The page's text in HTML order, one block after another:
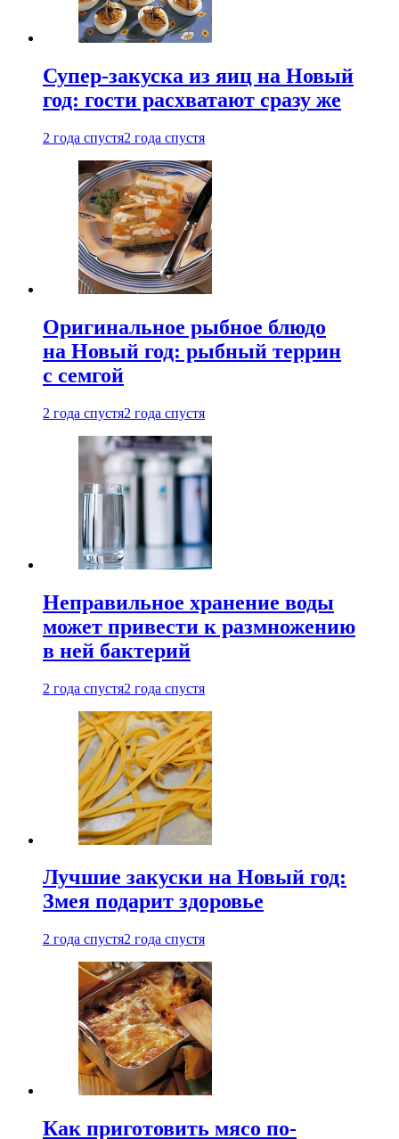
Супер-закуска из яиц на Новый
год: гости расхватают сразу же
2 года спустя2 года спустя
Оригинальное рыбное блюдо
на Новый год: рыбный террин
с семгой
2 года спустя2 года спустя
Неправильное хранение воды
может привести к размножению
в ней бактерий
2 года спустя2 года спустя
Лучшие закуски на Новый год:
Змея подарит здоровье
2 года спустя2 года спустя
Как приготовить мясо по-